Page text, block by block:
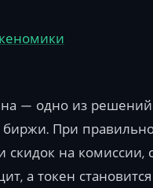
— одно из
При
скидок на
а токен